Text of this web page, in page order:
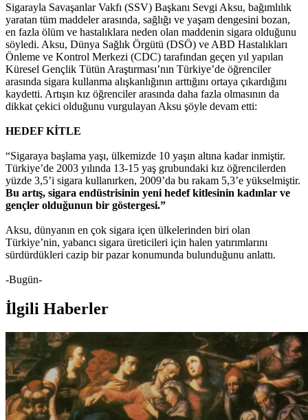
Sigarayla Savaşanlar Vakfı (SSV) Başkanı Sevgi Aksu, bağımlılık
yaratan tüm maddeler arasında, sağlığı ve yaşam dengesini bozan,
en fazla ölüm ve hastalıklara neden olan maddenin sigara olduğunu
söyledi. Aksu, Dünya Sağlık Örgütü (DSÖ) ve ABD Hastalıkları
Önleme ve Kontrol Merkezi (CDC) tarafından geçen yıl yapılan
Küresel Gençlik Tütün Araştırması’nın Türkiye’de öğrenciler
arasında sigara kullanma alışkanlığının arttığını ortaya çıkardığını
kaydetti. Artışın kız öğrenciler arasında daha fazla olmasının da
dikkat çekici olduğunu vurgulayan Aksu şöyle devam etti:
HEDEF KİTLE
“Sigaraya başlama yaşı, ülkemizde 10 yaşın altına kadar inmiştir.
Türkiye’de 2003 yılında 13-15 yaş grubundaki kız öğrencilerden
yüzde 3,5’i sigara kullanırken, 2009’da bu rakam 5,3’e yükselmiştir.
Bu artış, sigara endüstrisinin yeni hedef kitlesinin kadınlar ve
gençler olduğunun bir göstergesi.”
Aksu, dünyanın en çok sigara içen ülkelerinden biri olan
Türkiye’nin, yabancı sigara üreticileri için halen yatırımlarını
sürdürdükleri cazip bir pazar konumunda bulunduğunu anlattı.
-Bugün-
İlgili Haberler